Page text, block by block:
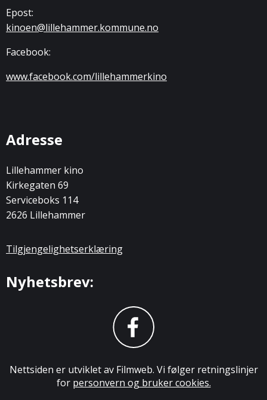
Epost:
kinoen@lillehammer.kommune.no
Facebook:
www.facebook.com/lillehammerkino
Adresse
Lillehammer kino
Kirkegaten 69
Serviceboks 114
2626 Lillehammer
Tilgjengelighetserklæring
Nyhetsbrev:
Nettsiden er utviklet av Filmweb. Vi følger retningslinjer
for personvern og bruker cookies.